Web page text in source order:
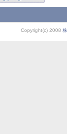
Copyright(c) 2008